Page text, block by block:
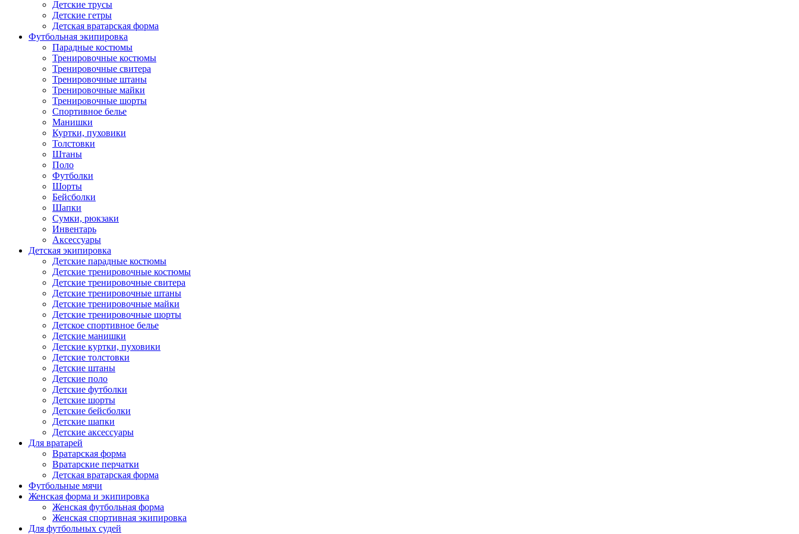
Детские трусы
Детские гетры
Детская вратарская форма
Футбольная экипировка
Парадные костюмы
Тренировочные костюмы
Тренировочные свитера
Тренировочные штаны
Тренировочные майки
Тренировочные шорты
Спортивное белье
Манишки
Куртки, пуховики
Толстовки
Штаны
Поло
Футболки
Шорты
Бейсболки
Шапки
Сумки, рюкзаки
Инвентарь
Аксессуары
Детская экипировка
Детские парадные костюмы
Детские тренировочные костюмы
Детские тренировочные свитера
Детские тренировочные штаны
Детские тренировочные майки
Детские тренировочные шорты
Детское спортивное белье
Детские манишки
Детские куртки, пуховики
Детские толстовки
Детские штаны
Детские поло
Детские футболки
Детские шорты
Детские бейсболки
Детские шапки
Детские аксессуары
Для вратарей
Вратарская форма
Вратарские перчатки
Детская вратарская форма
Футбольные мячи
Женская форма и экипировка
Женская футбольная форма
Женская спортивная экипировка
Для футбольных судей